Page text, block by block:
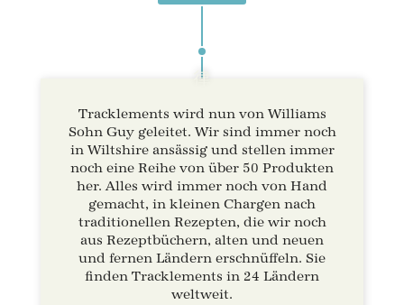
Tracklements wird nun von Williams
Sohn Guy geleitet. Wir sind immer noch
in Wiltshire ansässig und stellen immer
noch eine Reihe von über 50 Produkten
her. Alles wird immer noch von Hand
gemacht, in kleinen Chargen nach
traditionellen Rezepten, die wir noch
aus Rezeptbüchern, alten und neuen
und fernen Ländern erschnüffeln. Sie
finden Tracklements in 24 Ländern
weltweit.